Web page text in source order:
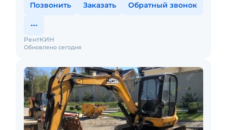
Позвонить Заказать Обратный звонок
Обновлено сегодня
РентКИН